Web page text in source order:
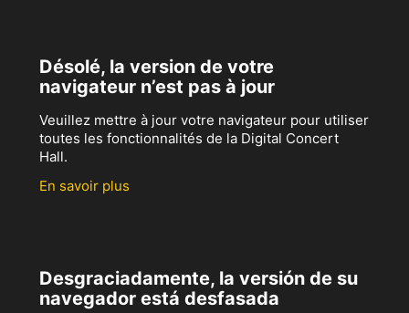
Désolé, la version de votre
navigateur n’est pas à jour
Veuillez mettre à jour votre navigateur pour utiliser
toutes les fonctionnalités de la Digital Concert
Hall.
En savoir plus
Desgraciadamente, la versión de su
navegador está desfasada